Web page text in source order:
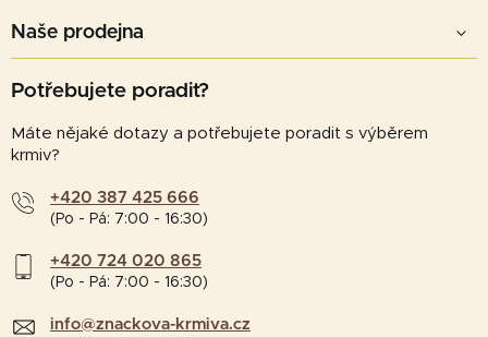
Naše prodejna
Potřebujete poradit?
Máte nějaké dotazy a potřebujete poradit s výběrem
krmiv?
+420 387 425 666
(Po - Pá: 7:00 - 16:30)
+420 724 020 865
(Po - Pá: 7:00 - 16:30)
info@znackova-krmiva.cz